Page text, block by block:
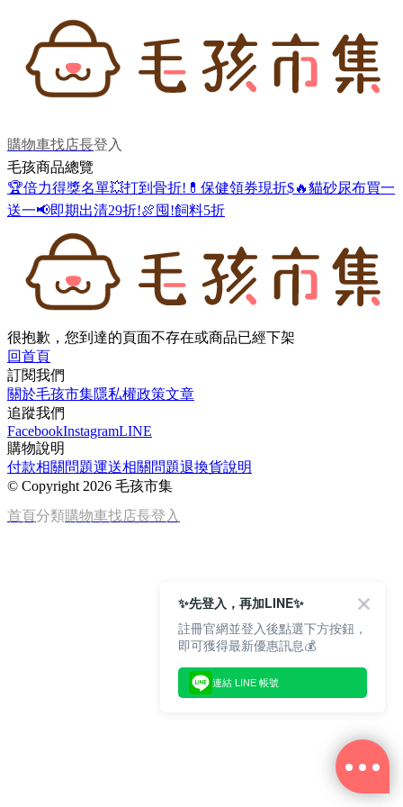
購物車找店長登入
毛孩商品總覽
🏆倍力得獎名單💥打到骨折! 💊保健領券現折$🔥貓砂尿布買一
送一📢即期出清29折!🍖囤!飼料5折
很抱歉，您到達的頁面不存在或商品已經下架
回首頁
訂閱我們
關於毛孩市集隱私權政策文章
追蹤我們
FacebookInstagramLINE
購物說明
付款相關問題運送相關問題退換貨說明
© Copyright 2026 毛孩市集
首頁分類購物車找店長登入
✨先登入，再加LINE✨
註冊官網並登入後點選下方按鈕，
即可獲得最新優惠訊息💰
連結 LINE 帳號